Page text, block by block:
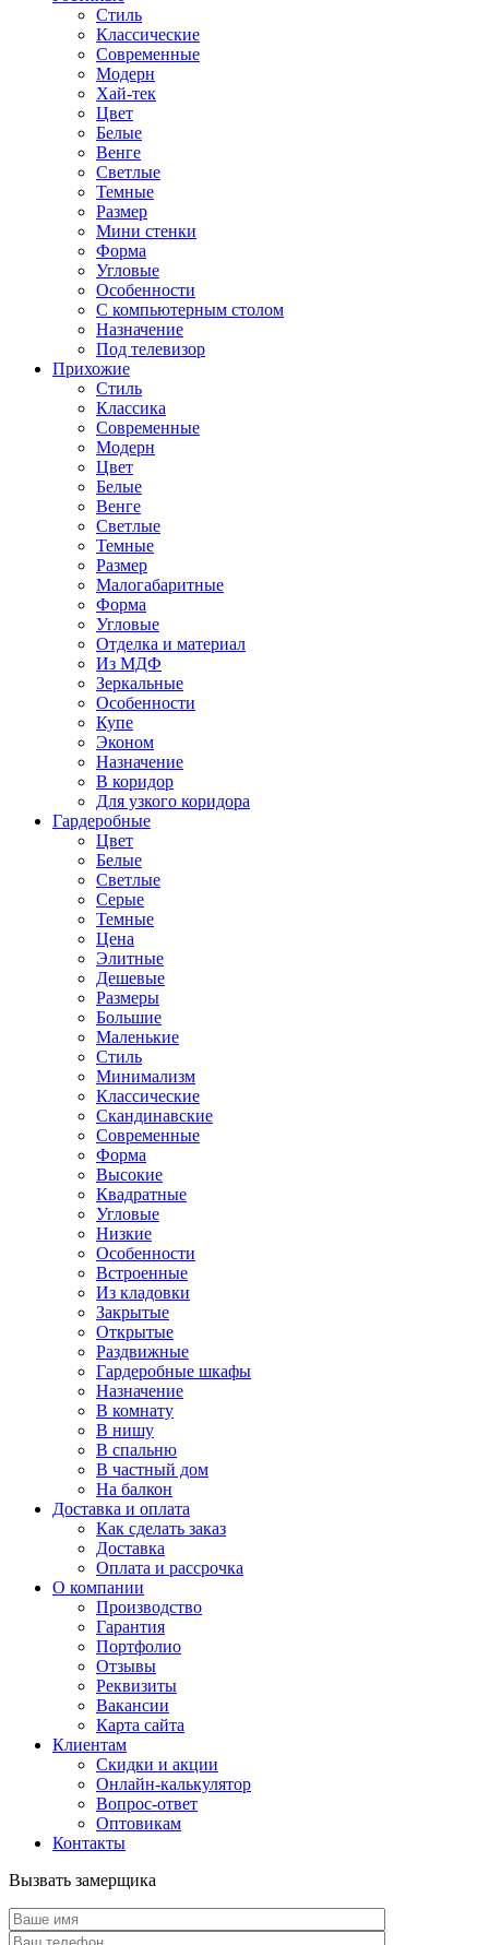
Стиль
Классические
Современные
Модерн
Хай-тек
Цвет
Белые
Венге
Светлые
Темные
Размер
Мини стенки
Форма
Угловые
Особенности
С компьютерным столом
Назначение
Под телевизор
Прихожие
Стиль
Классика
Современные
Модерн
Цвет
Белые
Венге
Светлые
Темные
Размер
Малогабаритные
Форма
Угловые
Отделка и материал
Из МДФ
Зеркальные
Особенности
Купе
Эконом
Назначение
В коридор
Для узкого коридора
Гардеробные
Цвет
Белые
Светлые
Серые
Темные
Цена
Элитные
Дешевые
Размеры
Большие
Маленькие
Стиль
Минимализм
Классические
Скандинавские
Современные
Форма
Высокие
Квадратные
Угловые
Низкие
Особенности
Встроенные
Из кладовки
Закрытые
Открытые
Раздвижные
Гардеробные шкафы
Назначение
В комнату
В нишу
В спальню
В частный дом
На балкон
Доставка и оплата
Как сделать заказ
Доставка
Оплата и рассрочка
О компании
Производство
Гарантия
Портфолио
Отзывы
Реквизиты
Вакансии
Карта сайта
Клиентам
Скидки и акции
Онлайн-калькулятор
Вопрос-ответ
Оптовикам
Контакты
Вызвать замерщика